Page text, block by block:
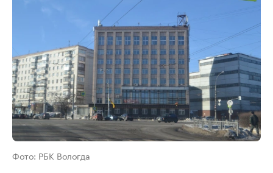
Фото: РБК Вологда